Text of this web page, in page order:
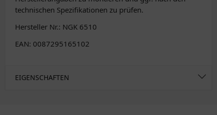
technischen Spezifikationen zu prüfen.
Hersteller Nr.: NGK 6510
EAN: 0087295165102
EIGENSCHAFTEN